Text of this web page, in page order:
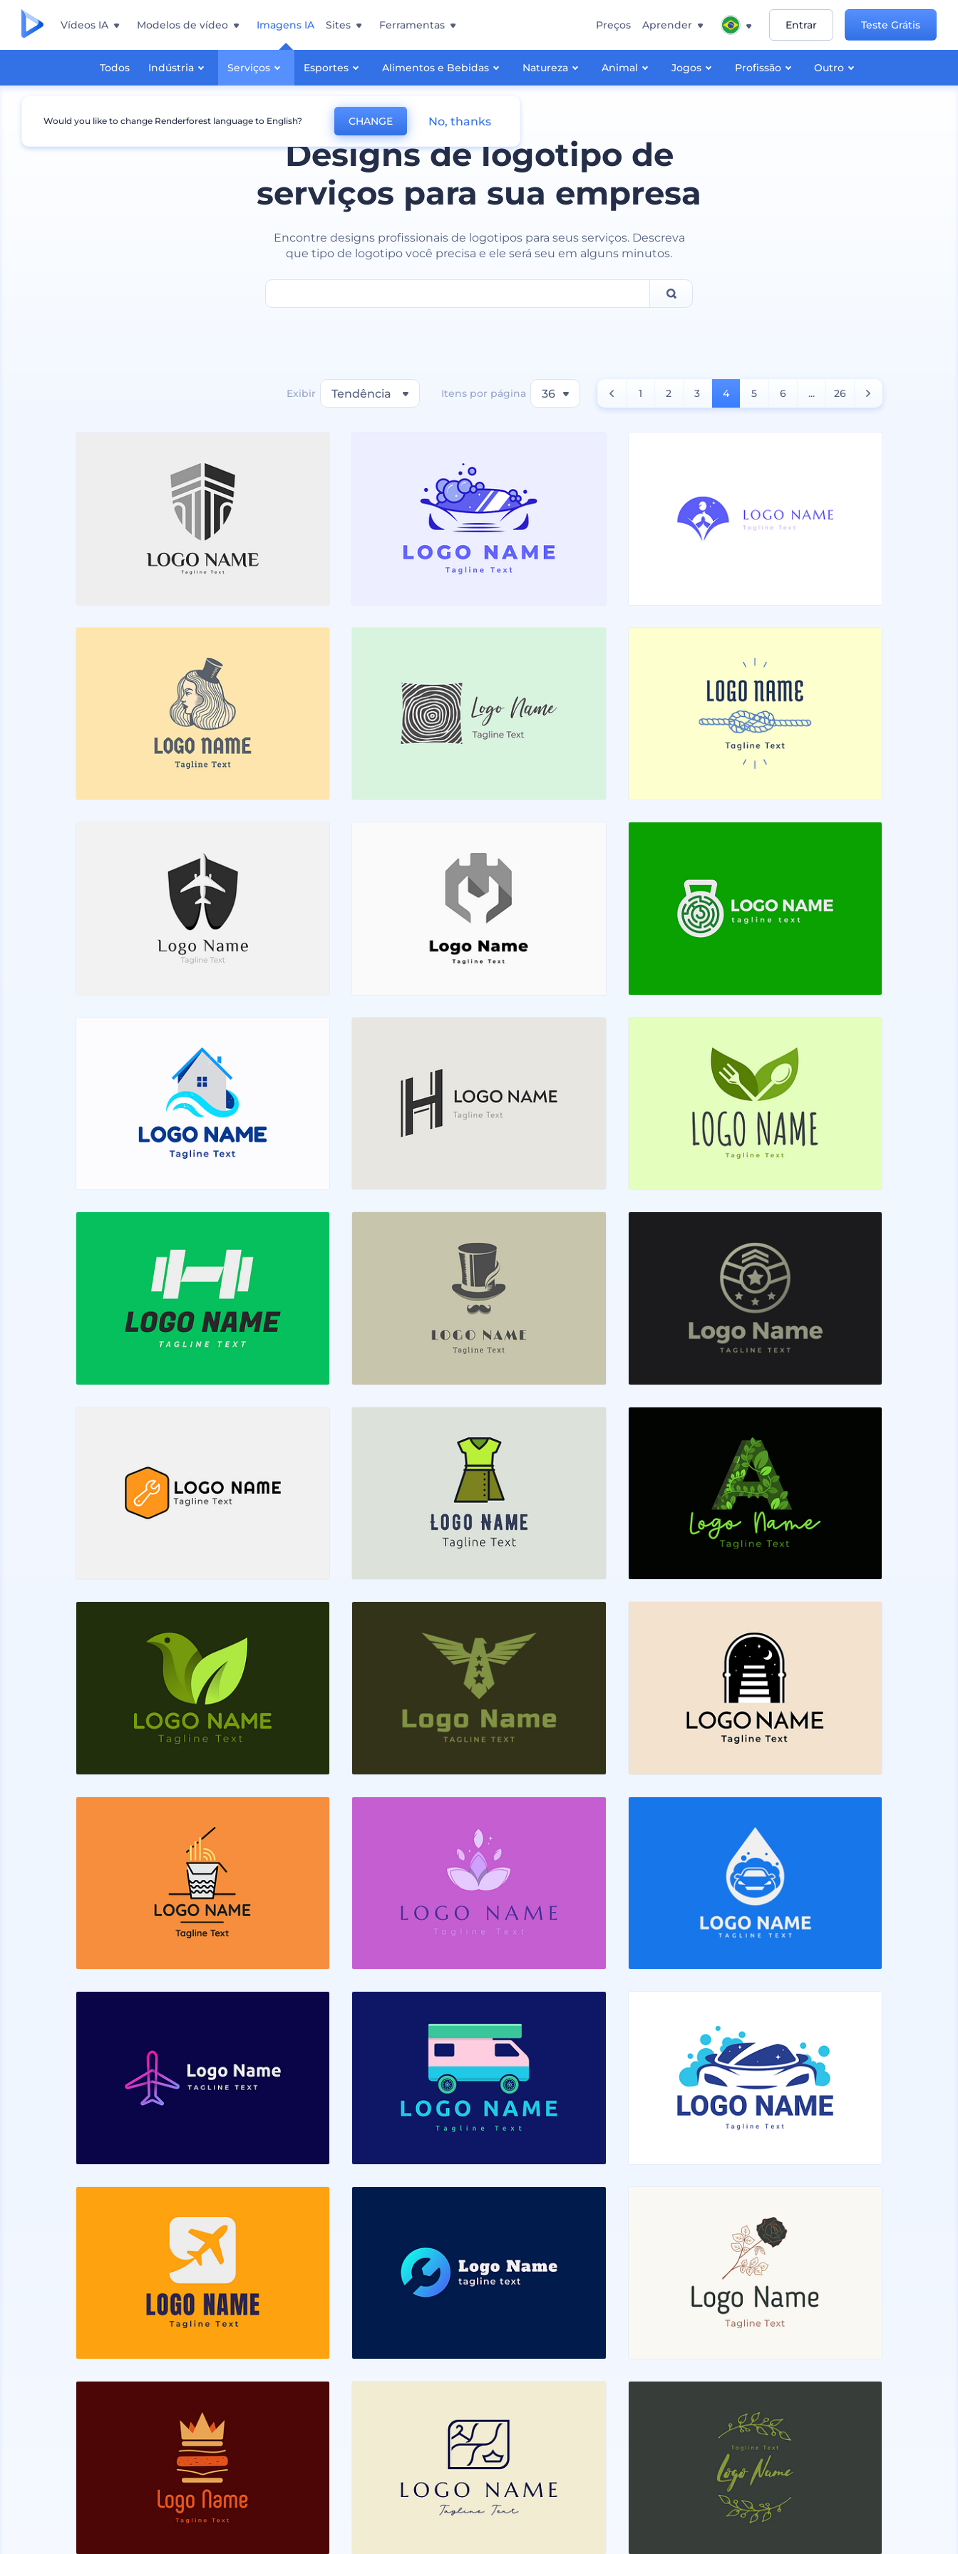
Vídeos IA Modelos de vídeo Imagens IA
Todos Indústria Serviços Esportes Alimentos e Bebidas Natureza Animal Jogos Profissão Outro
Sites Ferramentas Preços Aprender Entrar Teste Grátis
Designs de logotipo de
serviços para sua empresa
Encontre designs profissionais de logotipos para seus serviços. Descreva
que tipo de logotipo você precisa e ele será seu em alguns minutos.
Exibir Tendência Itens por página 36 1 2 3 4 5 6 ... 26
Would you like to change Renderforest language to English? CHANGE No, thanks